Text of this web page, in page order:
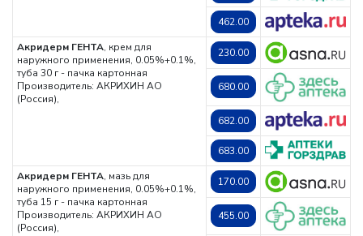
462.00
Акридерм ГЕНТА, крем для
наружного применения, 0.05%+0.1%,
туба 30 г - пачка картонная
Производитель: АКРИХИН АО
(Россия),
230.00
680.00
682.00
683.00
Акридерм ГЕНТА, мазь для
наружного применения, 0.05%+0.1%,
туба 15 г - пачка картонная
Производитель: АКРИХИН АО
(Россия),
170.00
455.00